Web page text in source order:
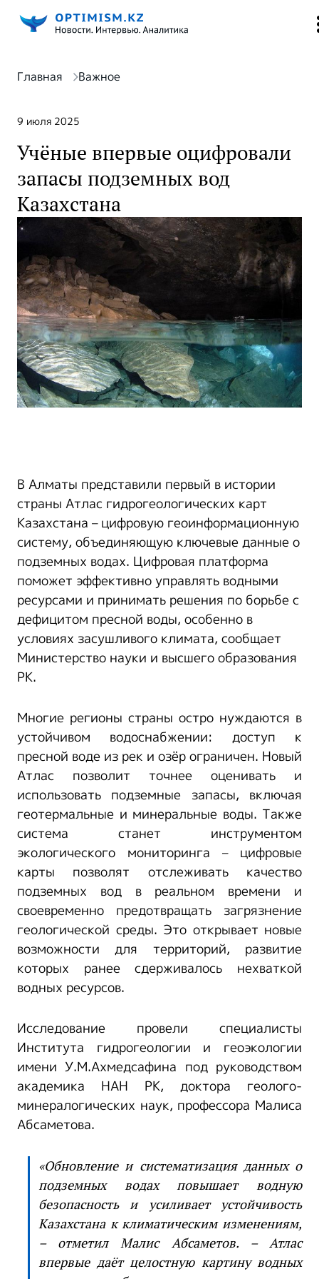
Главная Важное
9 июля 2025
Учёные впервые оцифровали
запасы подземных вод
Казахстана
В Алматы представили первый в истории
страны Атлас гидрогеологических карт
Казахстана – цифровую геоинформационную
систему, объединяющую ключевые данные о
подземных водах. Цифровая платформа
поможет эффективно управлять водными
ресурсами и принимать решения по борьбе с
дефицитом пресной воды, особенно в
условиях засушливого климата, сообщает
Министерство науки и высшего образования
РК.
Многие регионы страны остро нуждаются в
устойчивом водоснабжении: доступ к
пресной воде из рек и озёр ограничен. Новый
Атлас позволит точнее оценивать и
использовать подземные запасы, включая
геотермальные и минеральные воды. Также
система станет инструментом
экологического мониторинга – цифровые
карты позволят отслеживать качество
подземных вод в реальном времени и
своевременно предотвращать загрязнение
геологической среды. Это открывает новые
возможности для территорий, развитие
которых ранее сдерживалось нехваткой
водных ресурсов.
Исследование провели специалисты
Института гидрогеологии и геоэкологии
имени У.М.Ахмедсафина под руководством
академика НАН РК, доктора геолого-
минералогических наук, профессора Малиса
Абсаметова.
«Обновление и систематизация данных о
подземных водах повышает водную
безопасность и усиливает устойчивость
Казахстана к климатическим изменениям,
– отметил Малис Абсаметов. – Атлас
впервые даёт целостную картину водных